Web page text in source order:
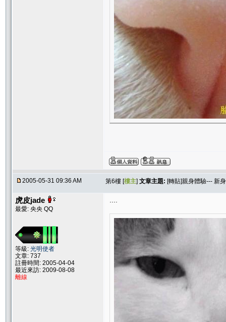
2005-05-31 09:36 AM 第6樓 [樓主] 文章主題: [轉貼]親身體驗--- 新
虎皮jade
最愛: 央央 QQ
等級: 光明使者
文章: 737
註冊時間: 2005-04-04
最近來訪: 2009-08-08
離線